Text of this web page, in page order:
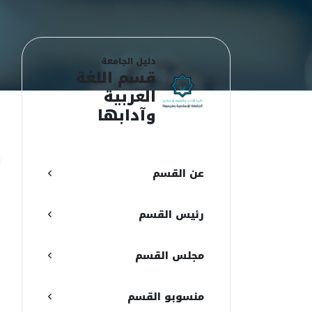
دليل الجامعة
قسم اللغة
العربية
وآدابها
عن القسم
رئيس القسم
مجلس القسم
منسوبو القسم